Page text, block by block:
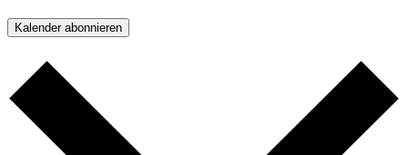
Kalender abonnieren